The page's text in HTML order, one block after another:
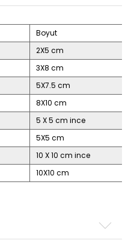
Boyut
2X5 cm
3X8 cm
5X7.5 cm
8X10 cm
5 X 5 cm ince
5X5 cm
10 X 10 cm ince
10X10 cm